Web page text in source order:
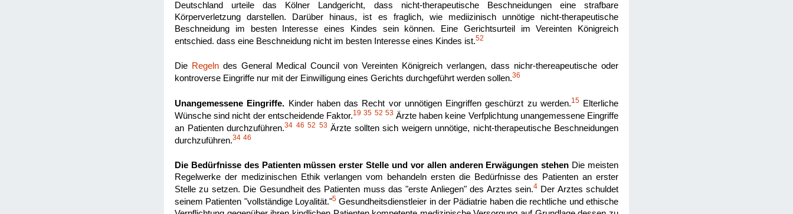
Deutschland urteile das Kölner Landgericht, dass nicht-therapeutische Beschneidungen eine strafbare
Körperverletzung darstellen. Darüber hinaus, ist es fraglich, wie mediizinisch unnötige nicht-therapeutische
Beschneidung im besten Interesse eines Kindes sein können. Eine Gerichtsurteil im Vereinten Königreich
entschied. dass eine Beschneidung nicht im besten Interesse eines Kindes ist.52
Die Regeln des General Medical Council von Vereinten Königreich verlangen, dass nichr-thereapeutische oder
kontroverse Eingriffe nur mit der Einwilligung eines Gerichts durchgeführt werden sollen.36
Unangemessene Eingriffe. Kinder haben das Recht vor unnötigen Eingriffen geschürzt zu werden.15Elterliche
Wünsche sind nicht der entscheidende Faktor.19 35 52 53Ärzte haben keine Verfplichtung unangemessene Eingriffe
an Patienten durchzuführen.34 46 52 53Ärzte sollten sich weigern unnötige, nicht-therapeutische Beschneidungen
durchzuführen.34 46
Die Bedürfnisse des Patienten müssen erster Stelle und vor allen anderen Erwägungen stehen Die meisten
Regelwerke der medizinischen Ethik verlangen vom behandeln ersten die Bedürfnisse des Patienten an erster
Stelle zu setzen. Die Gesundheit des Patienten muss das "erste Anliegen" des Arztes sein.4Der Arztes schuldet
seinem Patienten "vollständige Loyalität."5 Gesundheitsdienstleier in der Pädiatrie haben die rechtliche und ethische